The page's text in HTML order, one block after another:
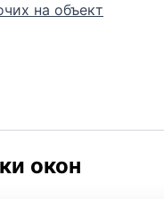
на объект
окон